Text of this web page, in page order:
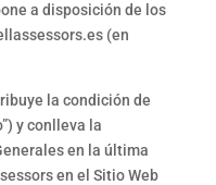
a disposición de los
(en
la condición de
y conlleva la
en la última
en el Sitio Web